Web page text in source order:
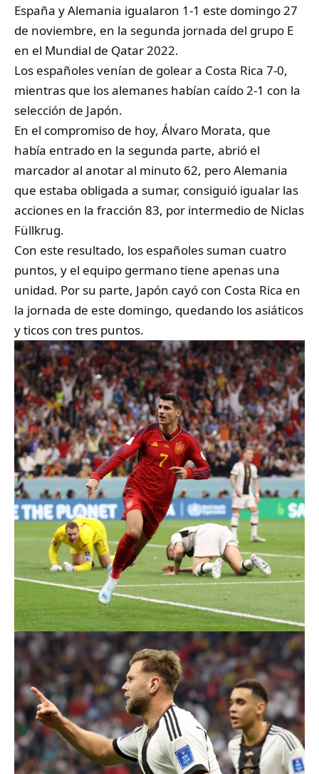
España y Alemania igualaron 1-1 este domingo 27
de noviembre, en la segunda jornada del grupo E
en el Mundial de Qatar 2022.
Los españoles venían de golear a Costa Rica 7-0,
mientras que los alemanes habían caído 2-1 con la
selección de Japón.
En el compromiso de hoy, Álvaro Morata, que
había entrado en la segunda parte, abrió el
marcador al anotar al minuto 62, pero Alemania
que estaba obligada a sumar, consiguió igualar las
acciones en la fracción 83, por intermedio de Niclas
Füllkrug.
Con este resultado, los españoles suman cuatro
puntos, y el equipo germano tiene apenas una
unidad. Por su parte, Japón cayó con Costa Rica en
la jornada de este domingo, quedando los asiáticos
y ticos con tres puntos.